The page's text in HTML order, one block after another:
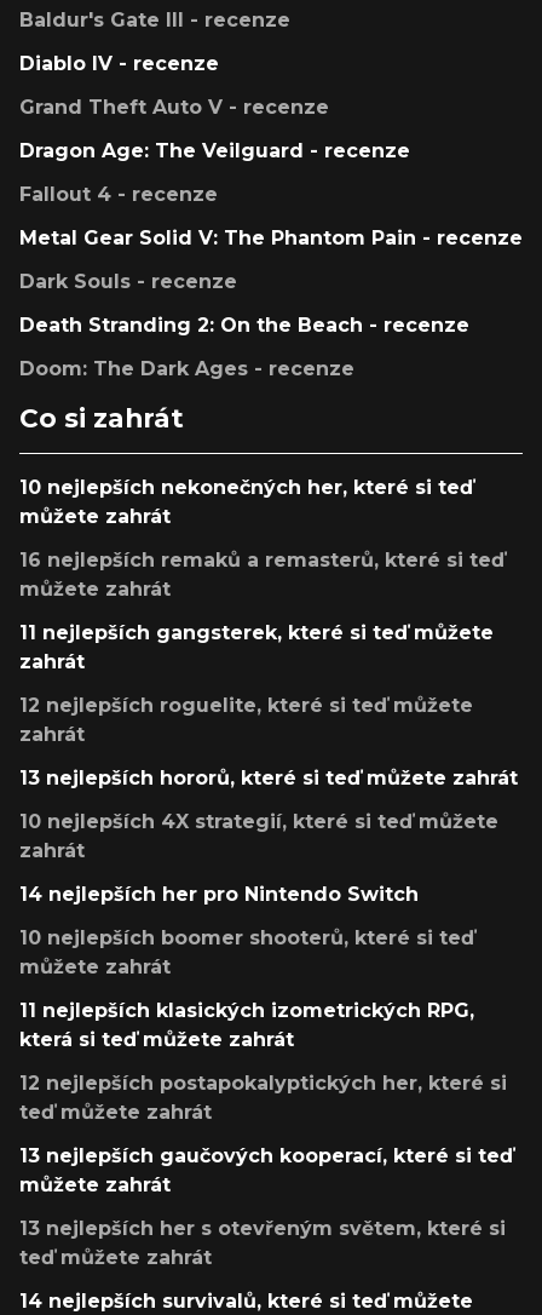
Baldur's Gate III - recenze
Diablo IV - recenze
Grand Theft Auto V - recenze
Dragon Age: The Veilguard - recenze
Fallout 4 - recenze
Metal Gear Solid V: The Phantom Pain - recenze
Dark Souls - recenze
Death Stranding 2: On the Beach - recenze
Doom: The Dark Ages - recenze
Co si zahrát
10 nejlepších nekonečných her, které si teď
můžete zahrát
16 nejlepších remaků a remasterů, které si teď
můžete zahrát
11 nejlepších gangsterek, které si teď můžete
zahrát
12 nejlepších roguelite, které si teď můžete
zahrát
13 nejlepších hororů, které si teď můžete zahrát
10 nejlepších 4X strategií, které si teď můžete
zahrát
14 nejlepších her pro Nintendo Switch
10 nejlepších boomer shooterů, které si teď
můžete zahrát
11 nejlepších klasických izometrických RPG,
která si teď můžete zahrát
12 nejlepších postapokalyptických her, které si
teď můžete zahrát
13 nejlepších gaučových kooperací, které si teď
můžete zahrát
13 nejlepších her s otevřeným světem, které si
teď můžete zahrát
14 nejlepších survivalů, které si teď můžete